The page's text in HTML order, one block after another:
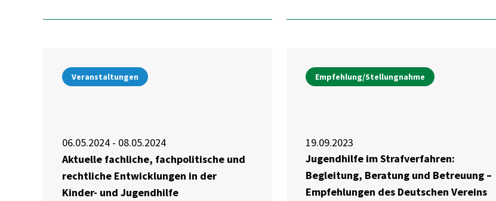
Veranstaltungen
06.05.2024 - 08.05.2024
Aktuelle fachliche, fachpolitische und
rechtliche Entwicklungen in der
Kinder- und Jugendhilfe
Empfehlung/Stellungnahme
19.09.2023
Jugendhilfe im Strafverfahren:
Begleitung, Beratung und Betreuung –
Empfehlungen des Deutschen Vereins